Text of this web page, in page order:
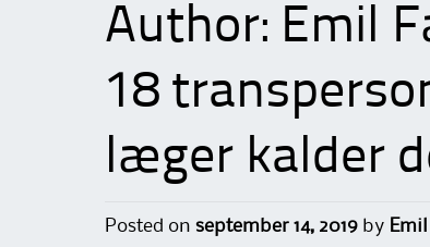
Author: Emil
18
læger kalder
Posted on september 14, 2019 by